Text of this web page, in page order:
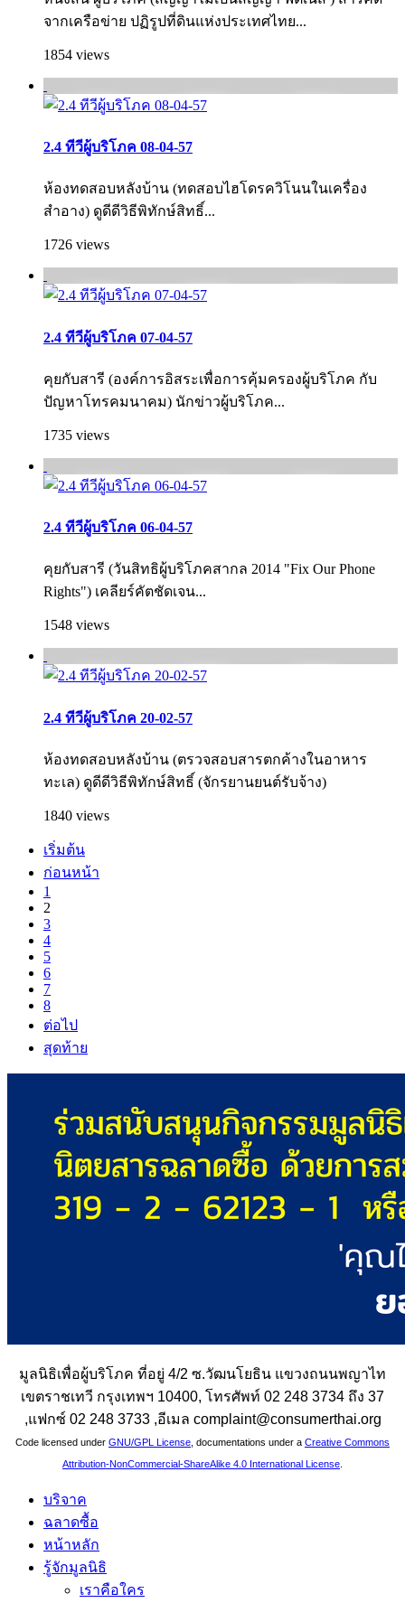
จากเครือข่าย ปฏิรูปที่ดินแห่งประเทศไทย...
1854 views
2.4 ทีวีผู้บริโภค 08-04-57
ห้องทดสอบหลังบ้าน (ทดสอบไฮโดรควิโนนในเครื่อง
สำอาง) ดูดีดีวิธีพิทักษ์สิทธิ์...
1726 views
2.4 ทีวีผู้บริโภค 07-04-57
คุยกับสารี (องค์การอิสระเพื่อการคุ้มครองผู้บริโภค กับ
ปัญหาโทรคมนาคม) นักข่าวผู้บริโภค...
1735 views
2.4 ทีวีผู้บริโภค 06-04-57
คุยกับสารี (วันสิทธิผู้บริโภคสากล 2014 "Fix Our Phone
Rights") เคลียร์คัตชัดเจน...
1548 views
2.4 ทีวีผู้บริโภค 20-02-57
ห้องทดสอบหลังบ้าน (ตรวจสอบสารตกค้างในอาหาร
ทะเล) ดูดีดีวิธีพิทักษ์สิทธิ์ (จักรยานยนต์รับจ้าง)
1840 views
เริ่มต้น
ก่อนหน้า
1
2
3
4
5
6
7
8
ต่อไป
สุดท้าย
มูลนิธิเพื่อผู้บริโภค ที่อยู่ 4/2 ซ.วัฒนโยธิน แขวงถนนพญาไท
เขตราชเทวี กรุงเทพฯ 10400, โทรศัพท์ 02 248 3734 ถึง 37
,แฟกซ์ 02 248 3733 ,อีเมล complaint@consumerthai.org
Code licensed under GNU/GPL License , documentations under a Creative Commons
Attribution-NonCommercial-ShareAlike 4.0 International License
บริจาค
ฉลาดซื้อ
หน้าหลัก
รู้จักมูลนิธิ
เราคือใคร